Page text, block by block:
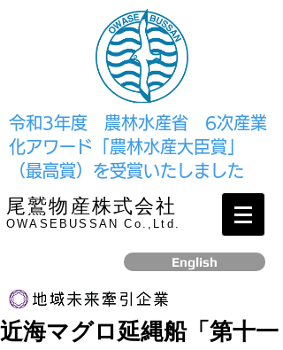
​令和3年度 農林水産省 6次産業
化アワード「農林水産大臣賞」
（最高賞）を受賞いたしました
尾鷲物産株式会社
OWASEBUSSAN Co.,Ltd.
English
リンク
近海マグロ延縄船「第十一